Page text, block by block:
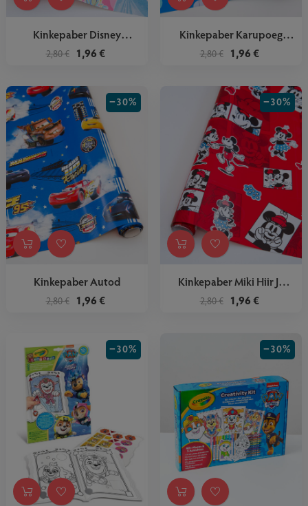
Kinkepaber Disney
Printsessid
2,80 € 1,96 €
Kinkepaber Karupoeg
Puhh
2,80 € 1,96 €
Kinkepaber Autod
2,80 €
−30%
1,96 €
Kinkepaber Miki Hiir Ja
Minni
2,80 €
−30%
1,96 €
−30% −30%